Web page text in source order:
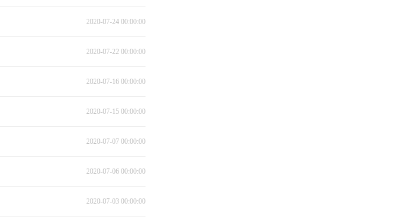
2020-07-24 00:00:00
2020-07-22 00:00:00
2020-07-16 00:00:00
2020-07-15 00:00:00
2020-07-07 00:00:00
2020-07-06 00:00:00
2020-07-03 00:00:00